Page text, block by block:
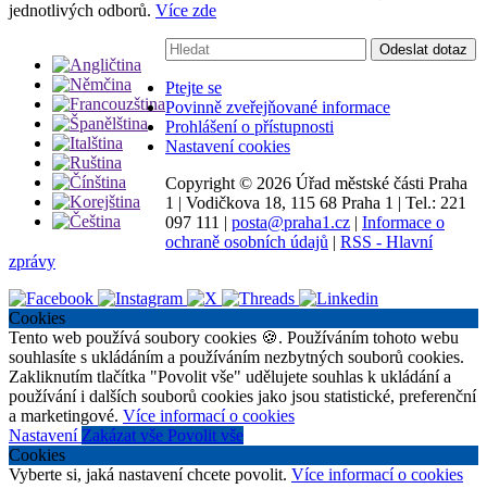
jednotlivých odborů. Více zde
Vyhledávání:
Odeslat dotaz
Ptejte se
Povinně zveřejňované informace
Prohlášení o přístupnosti
Nastavení cookies
Copyright © 2026 Úřad městské části Praha
1 | Vodičkova 18, 115 68 Praha 1 | Tel.: 221
097 111 | posta@praha1.cz | Informace o
ochraně osobních údajů | RSS - Hlavní
zprávy
Cookies
Tento web používá soubory cookies 🍪. Používáním tohoto webu
souhlasíte s ukládáním a používáním nezbytných souborů cookies.
Zakliknutím tlačítka "Povolit vše" udělujete souhlas k ukládání a
používání i dalších souborů cookies jako jsou statistické, preferenční
a marketingové. Více informací o cookies
Nastavení Zakázat vše Povolit vše
Cookies
Vyberte si, jaká nastavení chcete povolit. Více informací o cookies